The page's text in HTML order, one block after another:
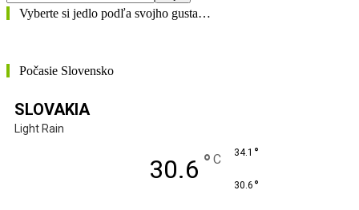
Vyberte si jedlo podľa svojho gusta…
Počasie Slovensko
SLOVAKIA
Light Rain
30.6 ° C 34.1 °
30.6 °